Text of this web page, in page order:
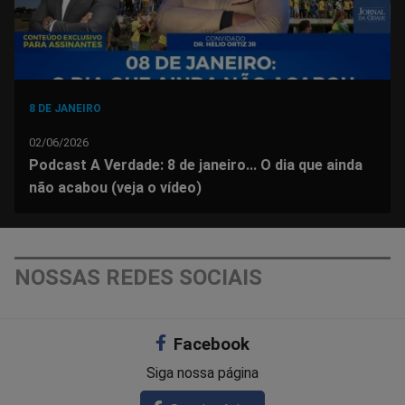
8 DE JANEIRO
02/06/2026
Podcast A Verdade: 8 de janeiro... O dia que ainda
não acabou (veja o vídeo)
NOSSAS REDES SOCIAIS
Facebook
Siga nossa página